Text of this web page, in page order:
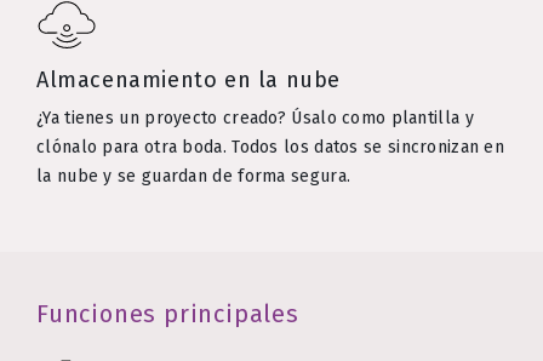
Almacenamiento en la nube
¿Ya tienes un proyecto creado? Úsalo como plantilla y
clónalo para otra boda. Todos los datos se sincronizan en
la nube y se guardan de forma segura.
Funciones principales